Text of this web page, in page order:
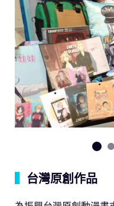
台灣原創作品